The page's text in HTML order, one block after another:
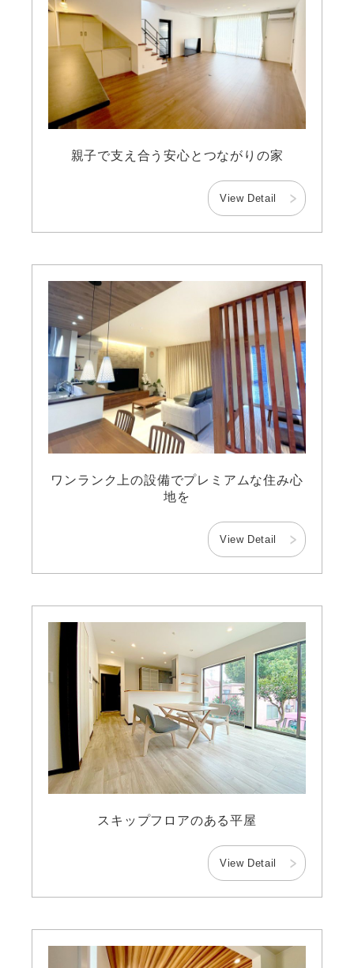
親子で支え合う安心とつながりの家
View Detail
ワンランク上の設備でプレミアムな住み心
地を
View Detail
スキップフロアのある平屋
View Detail